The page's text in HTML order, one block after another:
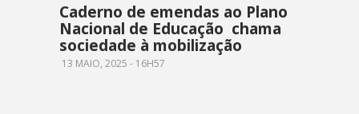
Caderno de emendas ao Plano
Nacional de Educação chama
sociedade à mobilização
13 MAIO, 2025 - 16H57